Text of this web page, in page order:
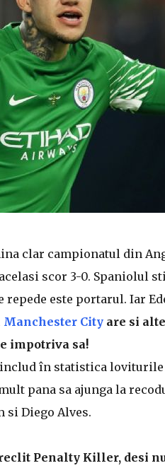
clar campionatul din
scor 3-0. Spaniolul
repede este portarul. Iar
Manchester Cityare si
impotriva sa!
includ în statistica
pana sa ajunga la
si Diego Alves.
Penalty Killer, desi